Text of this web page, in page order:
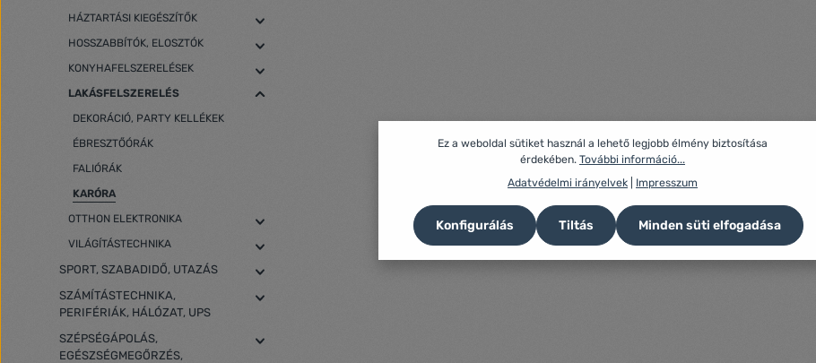
HÁZTARTÁSI KIEGÉSZÍTŐK
HOSSZABBÍTÓK, ELOSZTÓK
KONYHAFELSZERELÉSEK
LAKÁSFELSZERELÉS
DEKORÁCIÓ, PARTY KELLÉKEK
ÉBRESZTŐÓRÁK
FALIÓRÁK
KARÓRA
OTTHON ELEKTRONIKA
VILÁGÍTÁSTECHNIKA
SPORT, SZABADIDŐ, UTAZÁS
SZÁMÍTÁSTECHNIKA,
PERIFÉRIÁK, HÁLÓZAT, UPS
SZÉPSÉGÁPOLÁS,
EGÉSZSÉGMEGŐRZÉS,
Ez a weboldal sütiket használ a lehető legjobb élmény biztosítása
érdekében. További információ...
Adatvédelmi irányelvek
Impresszum
Tiltás
Konfigurálás Minden süti elfogadása